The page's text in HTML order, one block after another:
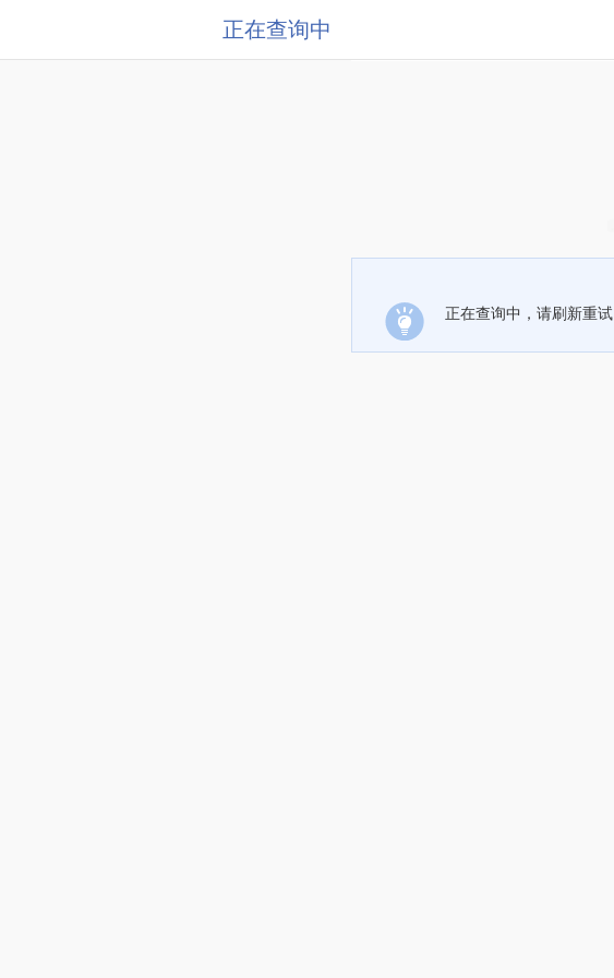
正在查询中
正在查询中，请刷新重试